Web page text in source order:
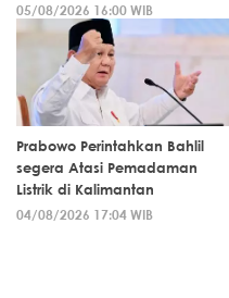
05/08/2026 16:00 WIB
Prabowo Perintahkan Bahlil
segera Atasi Pemadaman
Listrik di Kalimantan
04/08/2026 17:04 WIB